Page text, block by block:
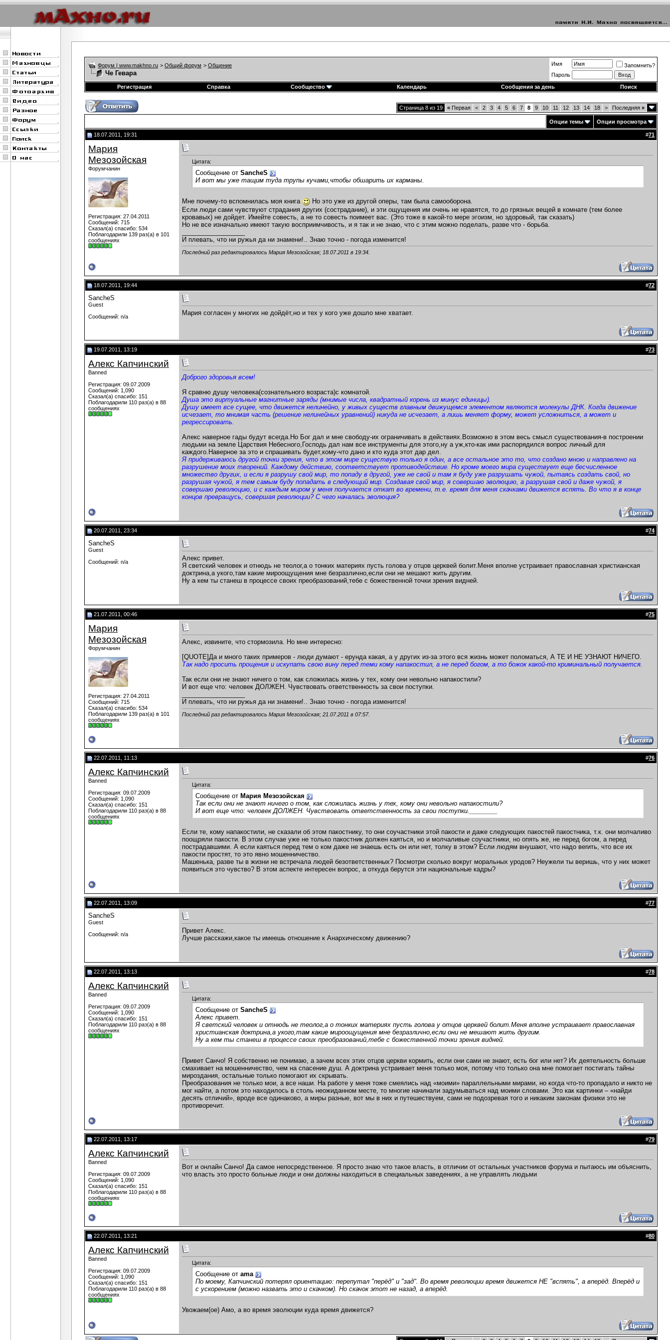
Форум | www.makhno.ru > Общий форум > Общение
Че Гевара
Имя
Запомнить?
Пароль
Регистрация
Справка Сообщество Календарь Сообщения за день Поиск
Страница 8 из 19 « Первая < 2 3 4 5 6 7 8 9 10 11 12 13 14 18 > Последняя »
Опции темы Опции просмотра
18.07.2011, 19:31 #71
Мария
Мезозойская
Форумчанин
Регистрация: 27.04.2011
Сообщений: 715
Сказал(а) спасибо: 534
Поблагодарили 139 раз(а) в 101
сообщениях
Цитата:
Сообщение от SancheS
И вот мы уже тащим туда трупы кучами,чтобы обшарить их карманы.
Мне почему-то вспомнилась моя книга
Но это уже из другой оперы, там была самооборона.
Если люди сами чувствуют страдания других (сострадание), и эти ощущения им очень не нравятся, то до грязных вещей в комнате (тем более
кровавых) не дойдет. Имейте совесть, а не то совесть поимеет вас. (Это тоже в какой-то мере эгоизм, но здоровый, так сказать)
Но не все изначально имеют такую восприимчивость, и я так и не знаю, что с этим можно поделать, разве что - борьба.
И плевать, что ни ружья да ни знамени!.. Знаю точно - погода изменится!
Последний раз редактировалось Мария Мезозойская; 18.07.2011 в 19:34
18.07.2011, 19:44 #72
SancheS
Guest
Сообщений: n/a
Мария согласен у многих не дойдёт,но и тех у кого уже дошло мне хватает.
19.07.2011, 13:19 #73
Алекс Капчинский
Banned
Регистрация: 09.07.2009
Сообщений: 1,090
Сказал(а) спасибо: 151
Поблагодарили 110 раз(а) в 88
сообщениях
Доброго здоровья всем!
Я сравню душу человека(сознательного возраста)с комнатой.
Душа это виртуальные магнитные заряды (мнимые числа, квадратный корень из минус единицы).
Душу имеет все сущее, что движется нелинейно, у живых существ главным движущемся элементом являются молекулы ДНК. Когда движение
исчезает, то мнимая часть (решение нелинейных уравнений) никуда не исчезает, а лишь меняет форму, может усложниться, а может и
регрессировать.
Алекс наверное гады будут всегда.Но Бог дал и мне свободу-их ограничивать в действиях.Возможно в этом весь смысл существования-в построении
людьми на земле Царствия Небесного,Господь дал нам все инструменты для этого,ну а уж,кто-как ими распорядился вопрос личный для
каждого.Наверное за это и спрашивать будет,кому-что дано и кто куда этот дар дел.
Я придерживаюсь другой точки зрения, что в этом мире существую только я один, а все остальное это то, что создано мною и направлено на
разрушение моих творений. Каждому действию, соответствует противодействие. Но кроме моего мира существует еще бесчисленное
множество других, и если я разрушу свой мир, то попаду в другой, уже не свой и там я буду уже разрушать чужой, пытаясь создать свой, но
разрушая чужой, я тем самым буду попадать в следующий мир. Создавая свой мир, я совершаю эволюцию, а разрушая свой и даже чужой, я
совершаю революцию, и с каждым миром у меня получается откат во времени, т.е. время для меня скачками движется вспять. Во что я в конце
концов превращусь, совершая революции? С чего началась эволюция?
20.07.2011, 23:34 #74
SancheS
Guest
Сообщений: n/a
Алекс привет.
Я светский человек и отнюдь не теолог,а о тонких материях пусть голова у отцов церквей болит.Меня вполне устраивает православная христианская
доктрина,а укого,там какие мироощущения мне безразлично,если они не мешают жить другим.
Ну а кем ты станеш в процессе своих преобразований,тебе с божественной точки зрения видней.
21.07.2011, 00:46 #75
Мария
Мезозойская
Форумчанин
Регистрация: 27.04.2011
Сообщений: 715
Сказал(а) спасибо: 534
Поблагодарили 139 раз(а) в 101
сообщениях
Алекс, извините, что стормозила. Но мне интересно:
[QUOTE]Да и много таких примеров - люди думают - ерунда какая, а у других из-за этого вся жизнь может поломаться, А ТЕ И НЕ УЗНАЮТ НИЧЕГО.
Так надо просить прощения и искупать свою вину перед теми кому напакостил, а не перед богом, а то божок какой-то криминальный получается.
Так если они не знают ничего о том, как сложилась жизнь у тех, кому они невольно напакостили?
И вот еще что: человек ДОЛЖЕН. Чувствовать ответственность за свои поступки.
И плевать, что ни ружья да ни знамени!.. Знаю точно - погода изменится!
Последний раз редактировалось Мария Мезозойская; 21.07.2011 в 07:57.
22.07.2011, 11:13 #76
Алекс Капчинский
Banned
Регистрация: 09.07.2009
Сообщений: 1,090
Сказал(а) спасибо: 151
Поблагодарили 110 раз(а) в 88
сообщениях
Цитата:
Сообщение от Мария Мезозойская
Так если они не знают ничего о том, как сложилась жизнь у тех, кому они невольно напакостили?
И вот еще что: человек ДОЛЖЕН. Чувствовать ответственность за свои поступки.________
Если те, кому напакостили, не сказали об этом пакостнику, то они соучастники этой пакости и даже следующих пакостей пакостника, т.к. они молчаливо
поощряли пакости. В этом случае уже не только пакостник должен каяться, но и молчаливые соучастники, но опять же, не перед богом, а перед
пострадавшими. А если каяться перед тем о ком даже не знаешь есть он или нет, толку в этом? Если людям внушают, что надо веrить, что все их
пакости простят, то это явно мошенничество.
Машенька, разве ты в жизни не встречала людей безответственных? Посмотри сколько вокруг моральных уродов? Неужели ты веришь, что у них может
появиться это чувство? В этом аспекте интересен вопрос, а откуда берутся эти национальные кадры?
22.07.2011, 13:09 #77
SancheS
Guest
Сообщений: n/a
Привет Алекс.
Лучше расскажи,какое ты имеешь отношение к Анархическому движению?
22.07.2011, 13:13 #78
Алекс Капчинский
Banned
Регистрация: 09.07.2009
Сообщений: 1,090
Сказал(а) спасибо: 151
Поблагодарили 110 раз(а) в 88
сообщениях
Цитата:
Сообщение от SancheS
Алекс привет.
Я светский человек и отнюдь не теолог,а о тонких материях пусть голова у отцов церквей болит.Меня вполне устраивает православная
христианская доктрина,а укого,там какие мироощущения мне безразлично,если они не мешают жить другим.
Ну а кем ты станеш в процессе своих преобразований,тебе с божественной точки зрения видней.
Привет Санчо! Я собственно не понимаю, а зачем всех этих отцов церкви кормить, если они сами не знают, есть бог или нет? Их деятельность больше
смахивает на мошенничество, чем на спасение душ. А доктрина устраивает меня только моя, потому что только она мне помогает постигать тайны
мироздания, остальные только помогают их скрывать.
Преобразования не только мои, а все наши. На работе у меня тоже смеялись над «моими» параллельными мирами, но когда что-то пропадало и никто не
мог найти, а потом это находилось в столь неожиданном месте, то многие начинали задумываться над моими словами. Это как картинки – «найди
десять отличий», вроде все одинаково, а миры разные, вот мы в них и путешествуем, сами не подозревая того и никаким законам физики это не
противоречит.
22.07.2011, 13:17 #79
Алекс Капчинский
Banned
Регистрация: 09.07.2009
Сообщений: 1,090
Сказал(а) спасибо: 151
Поблагодарили 110 раз(а) в 88
сообщениях
Вот и онлайн Санчо! Да самое непосредственное. Я просто знаю что такое власть, в отличии от остальных участников форума и пытаюсь им объяснить,
что власть это просто больные люди и они должны находиться в специальных заведениях, а не управлять людьми
22.07.2011, 13:21 #80
Алекс Капчинский
Banned
Регистрация: 09.07.2009
Сообщений: 1,090
Сказал(а) спасибо: 151
Поблагодарили 110 раз(а) в 88
сообщениях
Цитата:
Сообщение от ama
По моему, Капчинский потерял ориентацию: перепутал "перёд" и "зад". Во время революции время движется НЕ "вспять", а вперёд. Вперёд и
с ускорением (можно назвать это и скачком). Но скачок этот не назад, а вперёд.
Увожаем(ое) Амо, а во время эволюции куда время движется?